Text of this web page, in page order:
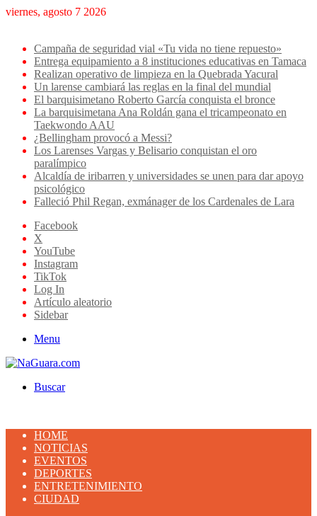
viernes, agosto 7 2026
Campaña de seguridad vial «Tu vida no tiene repuesto»
Entrega equipamiento a 8 instituciones educativas en Tamaca
Realizan operativo de limpieza en la Quebrada Yacural
Un larense cambiará las reglas en la final del mundial
El barquisimetano Roberto García conquista el bronce
La barquisimetana Ana Roldán gana el tricampeonato en
Taekwondo AAU
¿Bellingham provocó a Messi?
Los Larenses Vargas y Belisario conquistan el oro
paralímpico
Alcaldía de iribarren y universidades se unen para dar apoyo
psicológico
Falleció Phil Regan, exmánager de los Cardenales de Lara
Facebook
X
YouTube
Instagram
TikTok
Log In
Artículo aleatorio
Sidebar
Menu
Buscar
HOME
NOTICIAS
EVENTOS
DEPORTES
ENTRETENIMIENTO
CIUDAD